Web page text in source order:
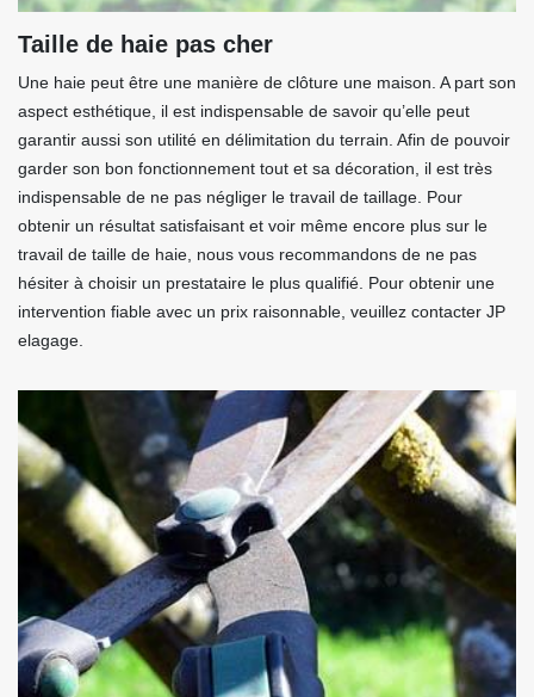
Taille de haie pas cher
Une haie peut être une manière de clôture une maison. A part son
aspect esthétique, il est indispensable de savoir qu’elle peut
garantir aussi son utilité en délimitation du terrain. Afin de pouvoir
garder son bon fonctionnement tout et sa décoration, il est très
indispensable de ne pas négliger le travail de taillage. Pour
obtenir un résultat satisfaisant et voir même encore plus sur le
travail de taille de haie, nous vous recommandons de ne pas
hésiter à choisir un prestataire le plus qualifié. Pour obtenir une
intervention fiable avec un prix raisonnable, veuillez contacter JP
elagage.